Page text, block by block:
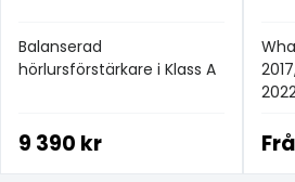
Balanserad
hörlursförstärkare i Klass A
9 390 kr